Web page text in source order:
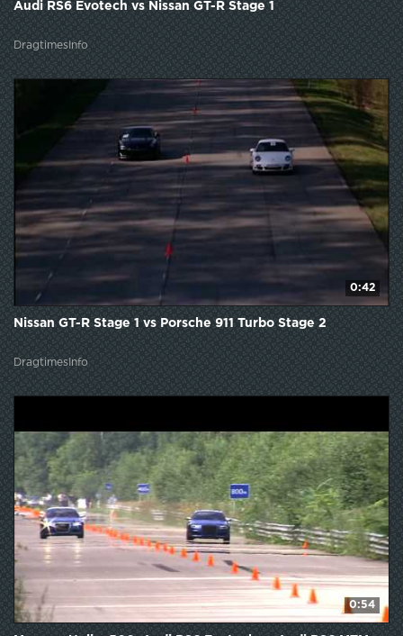
Audi RS6 Evotech vs Nissan GT-R Stage 1
DragtimesInfo
0:42
Nissan GT-R Stage 1 vs Porsche 911 Turbo Stage 2
DragtimesInfo
0:54